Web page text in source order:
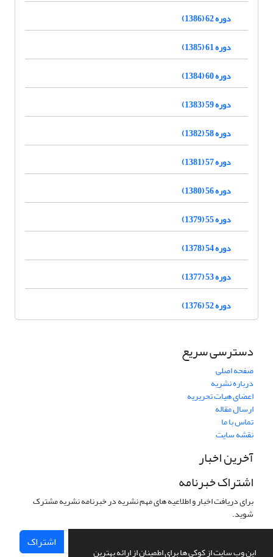
این وب سایت از کوکی ها برای اطمینان از ارائه بهترین
دوره 62 (1386)
دوره 61 (1385)
دوره 60 (1384)
دوره 59 (1383)
دوره 58 (1382)
دوره 57 (1381)
دوره 56 (1380)
دوره 55 (1379)
دوره 54 (1378)
دوره 53 (1377)
دوره 52 (1376)
دسترسی سریع
صفحه اصلی
درباره نشریه
اعضای هیات تحریریه
ارسال مقاله
تماس با ما
نقشه سایت
آخرین اخبار
اشتراک خبرنامه
برای دریافت اخبار و اطلاعیه های مهم نشریه در خبرنامه نشریه مشترک
شوید.
اشتراک